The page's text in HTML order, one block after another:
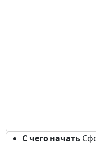
С чего начать